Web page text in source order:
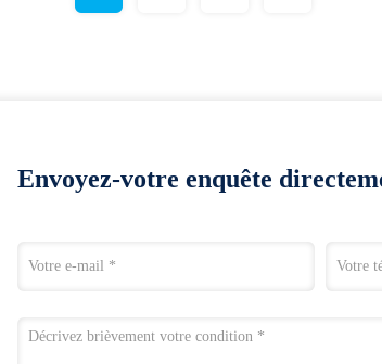
Envoyez-votre enquête